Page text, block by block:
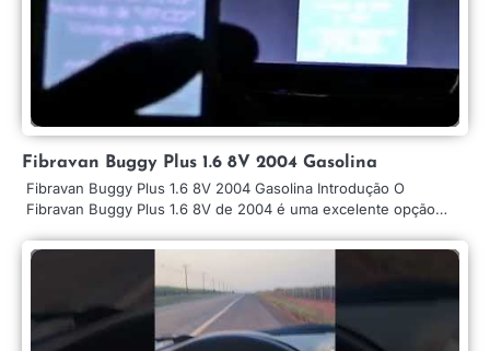
Fibravan Buggy Plus 1.6 8V 2004 Gasolina
Fibravan Buggy Plus 1.6 8V 2004 Gasolina Introdução O
Fibravan Buggy Plus 1.6 8V de 2004 é uma excelente opção…